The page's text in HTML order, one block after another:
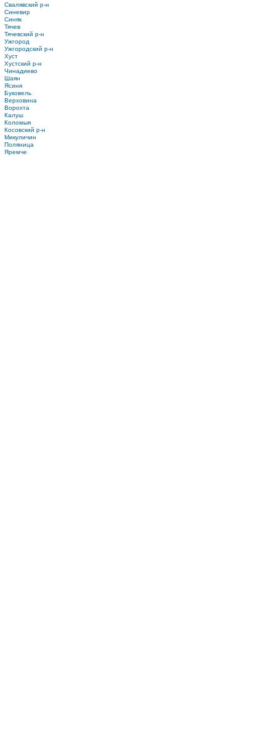
Свалявский р-н
Синевир
Синяк
Тячев
Тячевский р-н
Ужгород
Ужгородский р-н
Хуст
Хустский р-н
Чинадиево
Шаян
Ясиня
Буковель
Верховина
Ворохта
Калуш
Коломыя
Косовский р-н
Микуличин
Поляница
Яремче